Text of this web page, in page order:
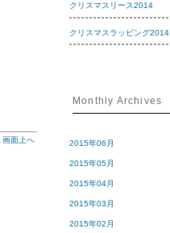
画面上へ
クリスマスリース2014
クリスマスラッピング2014
Monthly Archives
2015年06月
2015年05月
2015年04月
2015年03月
2015年02月